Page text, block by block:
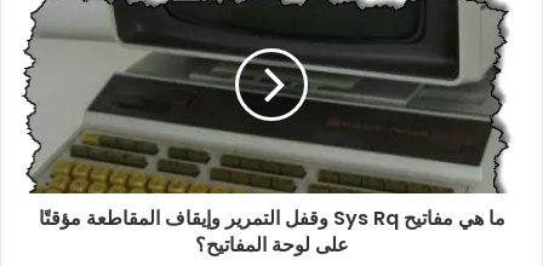
ما هي مفاتيح Sys Rq وقفل التمرير وإيقاف المقاطعة مؤقتًا
على لوحة المفاتيح؟